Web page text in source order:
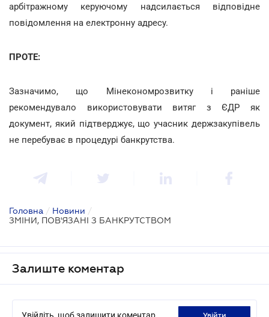
арбітражному керуючому надсилається відповідне
повідомлення на електронну адресу.
ПРОТЕ:
Зазначимо, що Мінекономрозвитку і раніше
рекомендувало використовувати витяг з ЄДР як
документ, який підтверджує, що учасник держзакупівель
не перебуває в процедурі банкрутства.
Головна / Новини /
ЗМІНИ, ПОВ'ЯЗАНІ З БАНКРУТСТВОМ
Залиште коментар
Увійдіть, щоб залишити коментар увійти